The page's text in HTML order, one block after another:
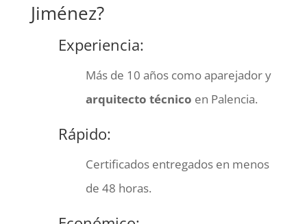
Jiménez?
Experiencia:
Más de 10 años como aparejador y
arquitecto técnico en Palencia.
Rápido:
Certificados entregados en menos
de 48 horas.